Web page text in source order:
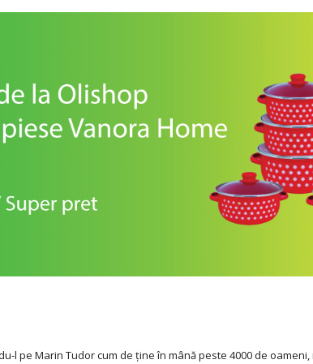
l pe Marin Tudor cum de ţine în mână peste 4000 de